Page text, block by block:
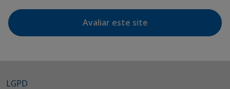
Avaliar este site
LGPD